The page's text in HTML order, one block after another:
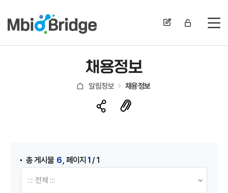
전
채용정보
알림정보 채용정보
총 게시물 6 ,페이지1/ 1